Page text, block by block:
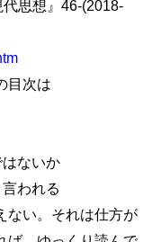
思想』46-(2018-
目次は
ないか
われる
ない。それは仕方が